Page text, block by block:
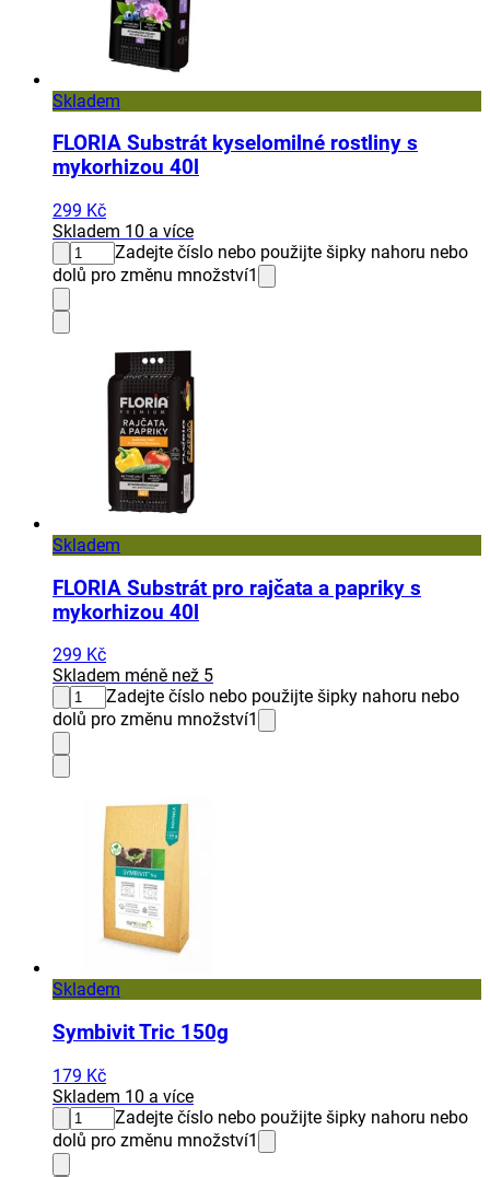
Skladem
FLORIA Substrát kyselomilné rostliny s
mykorhizou 40l
299 Kč
Skladem 10 a více
Zadejte číslo nebo použijte šipky nahoru nebo
dolů pro změnu množství1
Skladem
FLORIA Substrát pro rajčata a papriky s
mykorhizou 40l
299 Kč
Skladem méně než 5
Zadejte číslo nebo použijte šipky nahoru nebo
dolů pro změnu množství1
Skladem
Symbivit Tric 150g
179 Kč
Skladem 10 a více
Zadejte číslo nebo použijte šipky nahoru nebo
dolů pro změnu množství1